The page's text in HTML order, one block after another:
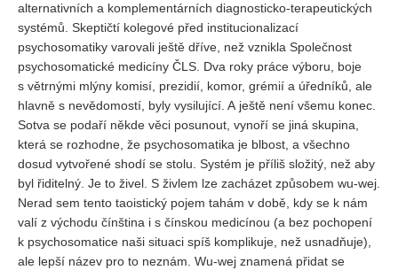
Pokyny pro autory
ARCHIV
alternativních a komplementárních diagnosticko-terapeutických
systémů. Skeptičtí kolegové před institucionalizací
psychosomatiky varovali ještě dříve, než vznikla Společnost
psychosomatické medicíny ČLS. Dva roky práce výboru, boje
s větrnými mlýny komisí, prezidií, komor, grémií a úředníků, ale
hlavně s nevědomostí, byly vysilující. A ještě není všemu konec.
Sotva se podaří někde věci posunout, vynoří se jiná skupina,
která se rozhodne, že psychosomatika je blbost, a všechno
dosud vytvořené shodí se stolu. Systém je příliš složitý, než aby
byl řiditelný. Je to živel. S živlem lze zacházet způsobem wu-wej.
Nerad sem tento taoistický pojem tahám v době, kdy se k nám
valí z východu čínština i s čínskou medicínou (a bez pochopení
k psychosomatice naši situaci spíš komplikuje, než usnadňuje),
ale lepší název pro to neznám. Wu-wej znamená přidat se